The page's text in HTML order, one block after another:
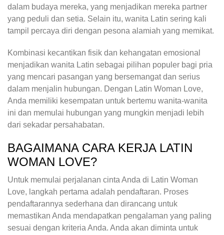
dalam budaya mereka, yang menjadikan mereka partner
yang peduli dan setia. Selain itu, wanita Latin sering kali
tampil percaya diri dengan pesona alamiah yang memikat.
Kombinasi kecantikan fisik dan kehangatan emosional
menjadikan wanita Latin sebagai pilihan populer bagi pria
yang mencari pasangan yang bersemangat dan serius
dalam menjalin hubungan. Dengan Latin Woman Love,
Anda memiliki kesempatan untuk bertemu wanita-wanita
ini dan memulai hubungan yang mungkin menjadi lebih
dari sekadar persahabatan.
BAGAIMANA CARA KERJA LATIN
WOMAN LOVE?
Untuk memulai perjalanan cinta Anda di Latin Woman
Love, langkah pertama adalah pendaftaran. Proses
pendaftarannya sederhana dan dirancang untuk
memastikan Anda mendapatkan pengalaman yang paling
sesuai dengan kriteria Anda. Anda akan diminta untuk